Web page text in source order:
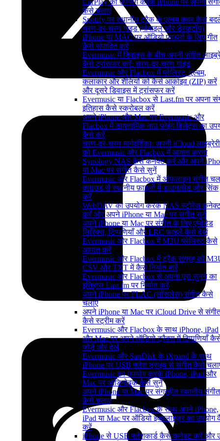
CarPlay का उपयोग करके iPhone पर अपना
कैसे चलाएं
Spotify पर स्थानीय ट्रैक के एल्बम कवर कैसे
चरण-दर-चरण गाइड (मोबाइल और डेस्कटॉप)
iPhone या MAC पर ऑडियो फ़ाइलों के लिए गीत
कैसे संपादित करें
Evermusic में डिवाइस के बीच अपनी संगीत
कैसे ट्रांसफर करें: चरण-दर-चरण गाइड
Evermusic और Flacbox में प्लेलिस्ट, एल्बम,
कलाकार और शैलियों को कैसे आर्काइव (ZIP) करें
और दूसरे डिवाइस में ट्रांसफर करें
Evermusic या Flacbox से Last.fm पर अपना
इतिहास कैसे स्क्रोबल करें
अपने iPhone और Mac पर Evermusic और
Flacbox में डायनामिक नाउ प्लेइंग विजेट्स का
कैसे करें
चरण-दर-चरण मार्गदर्शिका: अपनी iCloud लाइब्रेरी
को Evermusic और Flacbox में आयात करना
Synology NAS कैसे कनेक्ट करें और अपने
या Mac पर संगीत कैसे सुनें
Evermusic और Flacbox में ऑफलाइन संगीत
क्लाउड से स्थानीय फ़ाइलों में डाउनलोड और सिंक
करें
WebDAV का उपयोग करके NAS स्टोरेज
करें और अपने iPhone या Mac पर संगीत सुनें
अपने iPhone या Mac पर संगीत के लिए एम्बेडेड
लिरिक्स, टिप्पणियाँ और LRC फ़ाइलें कैसे देखें
Evermusic और Flacbox में M3U प्लेलिस्ट कैसे
आयात करें
Evermusic और Flacbox में ट्रैक संग्रह को
CSV और TXT में कैसे निर्यात करें
Evermusic और Flacbox से अपना पूरा सुनने का
इतिहास Last.fm पर निर्यात करें
अपने iPhone पर FLAC (लॉसलेस) संगीत कैसे
चलाएं
अपने iPhone या Mac पर iCloud Drive से
कैसे स्ट्रीम करें
Evermusic और Flacbox के साथ iPhone, iPad
और Mac पर अपने ऑडियो ट्रैक्स में टिप्पणियाँ
जोड़ें और देखें
Evermusic और SanDisk के iXpand के साथ
iPhone पर USB फ्लैश ड्राइव से संगीत कैसे
Evermusic का उपयोग करके iPhone, iPad और
Mac पर ऑडियोबुक कैसे सुनें
अपने iPhone या Mac पर संग्रहीत स्थानीय संगीत
कैसे चलाएं
Evermusic और Flacbox के साथ अपने iPhone,
iPad या Mac पर ऑडियो इक्वलाइज़र का उपयोग
करें
iPhone से USB फ्लैशकार्ड कैसे कनेक्ट करें और